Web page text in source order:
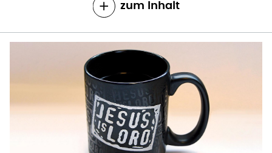
zum Inhalt